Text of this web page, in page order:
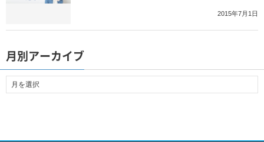
2015年7月1日
月別アーカイブ